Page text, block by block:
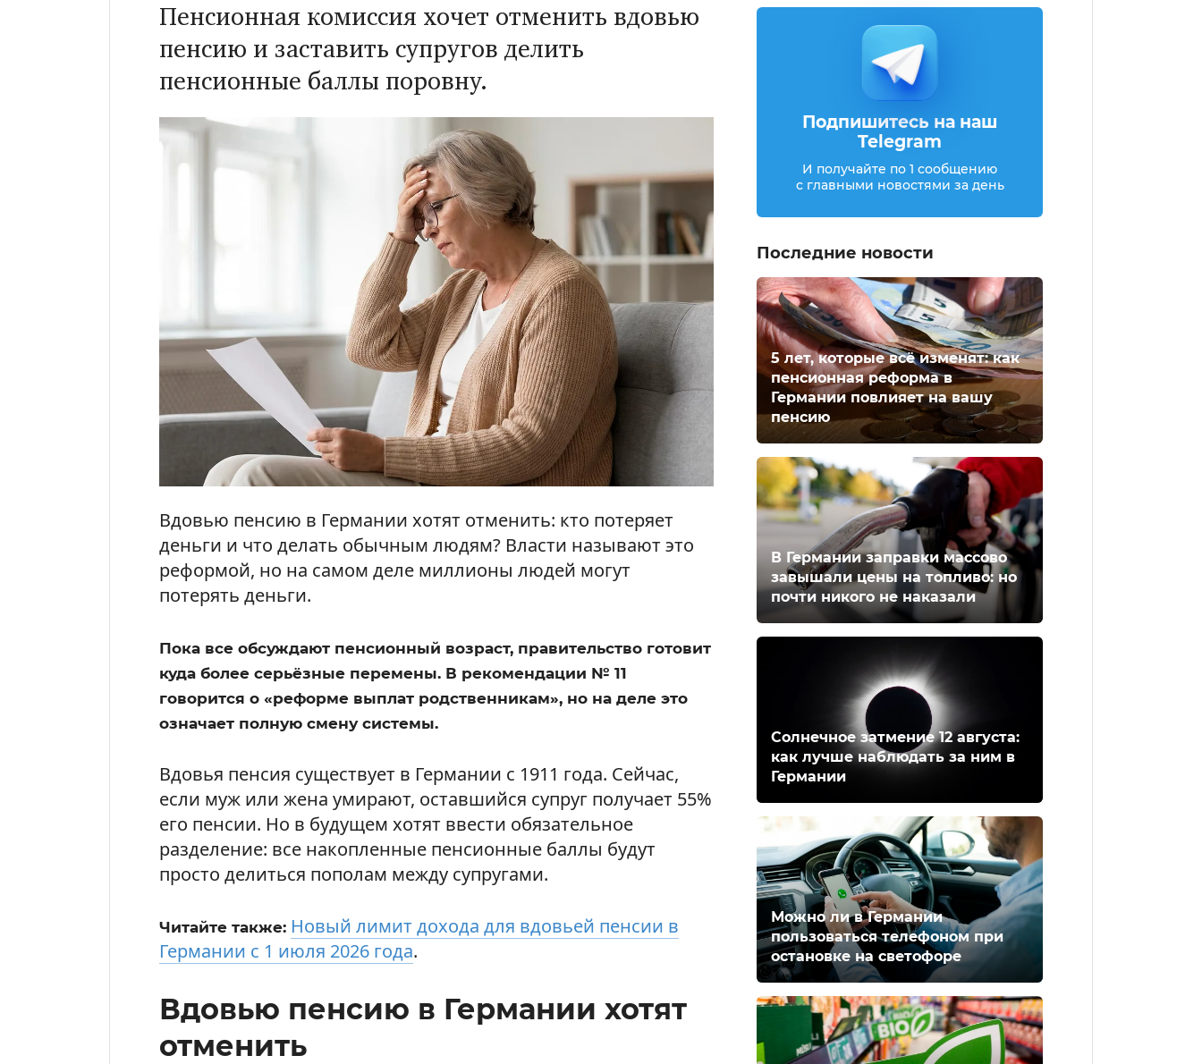
Пенсионная комиссия хочет отменить вдовью
пенсию и заставить супругов делить
пенсионные баллы поровну.
Вдовью пенсию в Германии хотят отменить: кто потеряет
деньги и что делать обычным людям? Власти называют это
реформой, но на самом деле миллионы людей могут
потерять деньги.
Пока все обсуждают пенсионный возраст, правительство готовит
куда более серьёзные перемены. В рекомендации № 11
говорится о «реформе выплат родственникам», но на деле это
означает полную смену системы.
Вдовья пенсия существует в Германии с 1911 года. Сейчас,
если муж или жена умирают, оставшийся супруг получает 55%
его пенсии. Но в будущем хотят ввести обязательное
разделение: все накопленные пенсионные баллы будут
просто делиться пополам между супругами.
Читайте также: Новый лимит дохода для вдовьей пенсии в
Германии с 1 июля 2026 года.
Вдовью пенсию в Германии хотят
отменить
Подпишитесь на наш
Telegram
И получайте по 1 сообщению
с главными новостями за день
Последние новости
5 лет, которые всё изменят: как
пенсионная реформа в
Германии повлияет на вашу
пенсию
В Германии заправки массово
завышали цены на топливо: но
почти никого не наказали
Солнечное затмение 12 августа:
как лучше наблюдать за ним в
Германии
Можно ли в Германии
пользоваться телефоном при
остановке на светофоре